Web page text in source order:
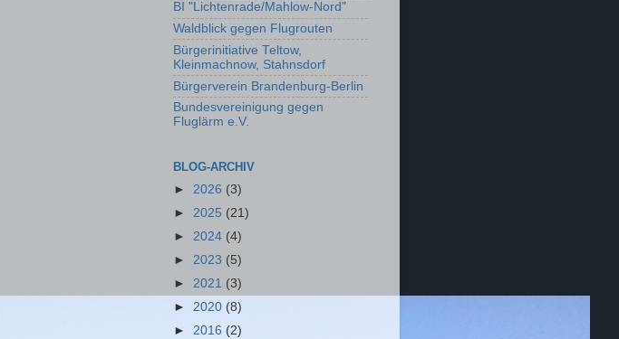
BI "Lichtenrade/Mahlow-Nord"
Waldblick gegen Flugrouten
Bürgerinitiative Teltow,
Kleinmachnow, Stahnsdorf
Bürgerverein Brandenburg-Berlin
Bundesvereinigung gegen
Fluglärm e.V.
BLOG-ARCHIV
► 2026 (3)
► 2025 (21)
► 2024 (4)
► 2023 (5)
► 2021 (3)
► 2020 (8)
► 2016 (2)